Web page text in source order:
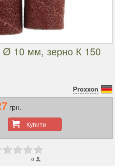
Ø 10 мм, зерно К 150
Proxxon
грн.
Купити
0